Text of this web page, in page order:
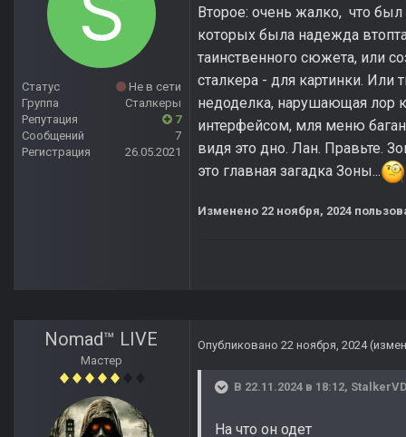
Статус
Не в сети
Группа
Сталкеры
Репутация
7
Сообщений
7
Регистрация
26.05.2021
Второе: очень жалко, что
которых была надежда
таинственного сюжета, или
сталкера - для картинки.
недоделка, нарушающая лор
интерфейсом, мля меню
видя это дно. Лан. Правьте.
это главная загадка Зоны...
Изменено 22 ноября, 2024
Nomad™ LIVE
Мастер
Опубликовано 22 ноября, 2024
В 22.11.2024 в 18:12,
На что он одет